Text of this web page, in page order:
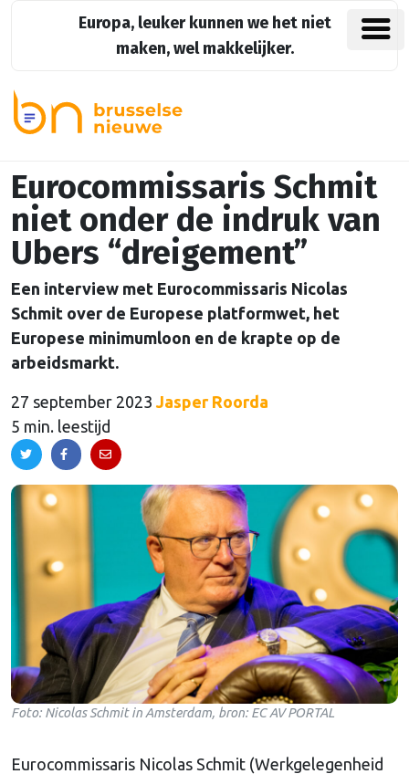
Europa, leuker kunnen we het niet
maken, wel makkelijker.
Eurocommissaris Schmit
niet onder de indruk van
Ubers “dreigement”
Een interview met Eurocommissaris Nicolas
Schmit over de Europese platformwet, het
Europese minimumloon en de krapte op de
arbeidsmarkt.
27 september 2023 Jasper Roorda
5 min. leestijd
Foto: Nicolas Schmit in Amsterdam, bron: EC AV PORTAL
Eurocommissaris Nicolas Schmit (Werkgelegenheid